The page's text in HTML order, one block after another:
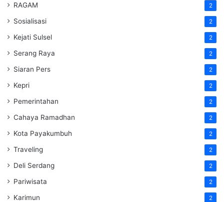
RAGAM 2
Sosialisasi 2
Kejati Sulsel 2
Serang Raya 2
Siaran Pers 2
Kepri 2
Pemerintahan 2
Cahaya Ramadhan 2
Kota Payakumbuh 2
Traveling 2
Deli Serdang 2
Pariwisata 2
Karimun 2